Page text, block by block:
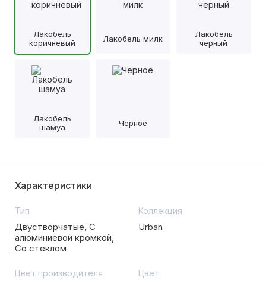
Лакобель
коричневый
Лакобель милк
Лакобель
черный
Лакобель
шамуа
Черное
Характеристики
Тип
Двустворчатые, С
алюминиевой кромкой,
Со стеклом
Коллекция
Urban
Цвет производителя Цвет